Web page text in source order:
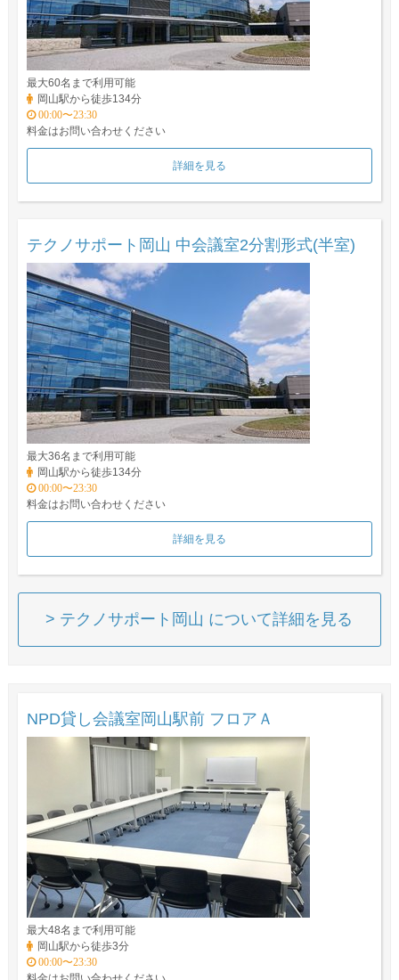
最大60名まで利用可能
岡山駅から徒歩134分
00:00〜23:30
料金はお問い合わせください
詳細を見る
テクノサポート岡山 中会議室2分割形式(半室)
最大36名まで利用可能
岡山駅から徒歩134分
00:00〜23:30
料金はお問い合わせください
詳細を見る
> テクノサポート岡山 について詳細を見る
NPD貸し会議室岡山駅前 フロアＡ
最大48名まで利用可能
岡山駅から徒歩3分
00:00〜23:30